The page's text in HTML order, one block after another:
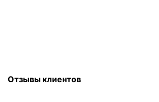
Отзывы клиентов